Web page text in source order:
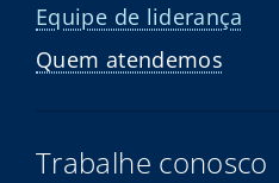
Equipe de liderança
Quem atendemos
Trabalhe conosco